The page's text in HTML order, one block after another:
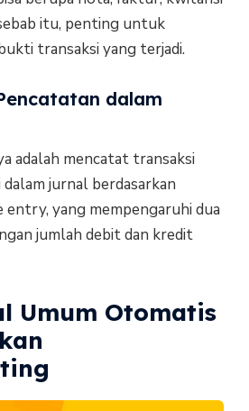
itu, penting untuk
transaksi yang terjadi.
dalam
adalah mencatat transaksi
jurnal berdasarkan
yang mempengaruhi dua
jumlah debit dan kredit
Umum Otomatis